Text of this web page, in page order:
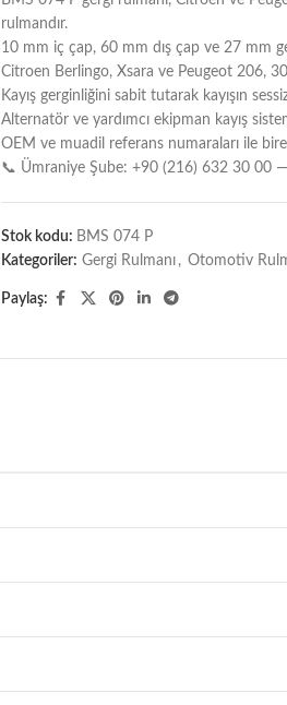
rulmandır.
10 mm iç çap, 60 mm dış çap ve 27 mm
Citroen Berlingo, Xsara ve Peugeot 206,
Kayış gerginliğini sabit tutarak kayışın
Alternatör ve yardımcı ekipman kayış
OEM ve muadil referans numaraları ile
📞 Ümraniye Şube: +90 (216) 632 30 00
Stok kodu: BMS 074 P
Kategoriler: Gergi Rulmanı , Otomotiv
Paylaş: